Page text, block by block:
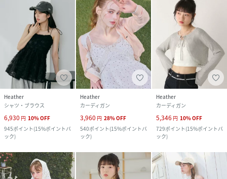
Heather
シャツ・ブラウス
6,930 円 10%OFF
945ポイント(15%ポイントバ
ック)
Heather
カーディガン
3,960 円 28%OFF
540ポイント(15%ポイントバ
ック)
Heather
カーディガン
5,346 円 10%OFF
729ポイント(15%ポイントバ
ック)